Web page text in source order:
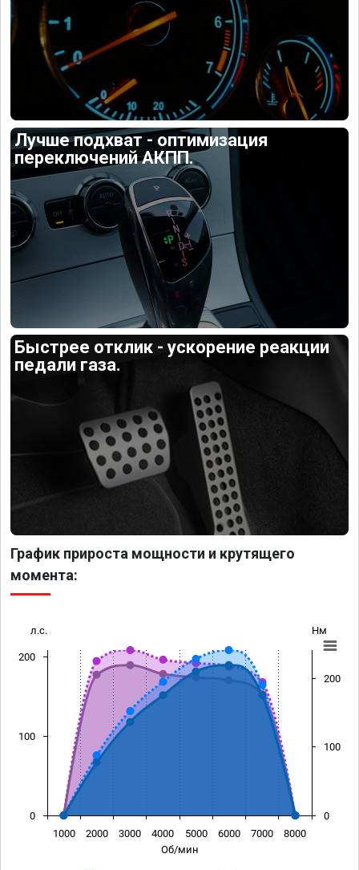
Лучше подхват - оптимизация
переключений АКПП.
Быстрее отклик - ускорение реакции
педали газа.
График прироста мощности и крутящего
момента:
Об/мин
л.с. Нм
1000 2000 3000 4000 5000 6000 7000 8000
0
100
200
0
100
200